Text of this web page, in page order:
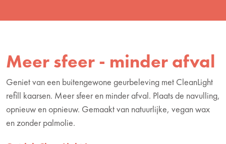
Meer sfeer - minder afval
Geniet van een buitengewone geurbeleving met CleanLight
refill kaarsen. Meer sfeer en minder afval. Plaats de navulling,
opnieuw en opnieuw. Gemaakt van natuurlijke, vegan wax
en zonder palmolie.